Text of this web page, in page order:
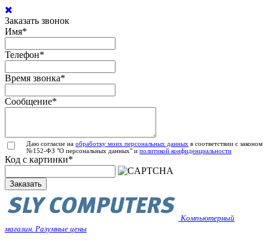
Заказать звонок
Имя*
Телефон*
Время звонка*
Сообщение*
Даю согласие на обработку моих персональных данных в соответствии с законом
№152-ФЗ "О персональных данных" и политикой конфиденциальности
Код с картинки*
Заказать
Компьютерный
магазин. Разумные цены